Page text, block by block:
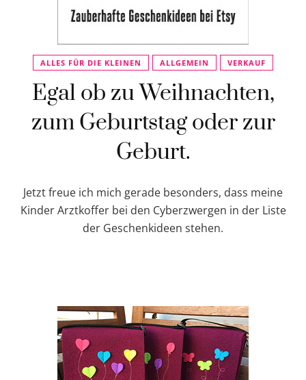
ALLES FÜR DIE KLEINEN ALLGEMEIN VERKAUF
Egal ob zu Weihnachten,
zum Geburtstag oder zur
Geburt.
Jetzt freue ich mich gerade besonders, dass meine
Kinder Arztkoffer bei den Cyberzwergen in der Liste
der Geschenkideen stehen.